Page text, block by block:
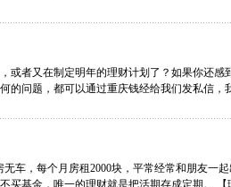
或者又在制定明年的理财计划了？如果你还感
的问题，都可以通过重庆钱经给我们发私信，
车，每个月房租2000块，平常经常和朋友一
买基金，唯一的理财就是把活期存成定期。